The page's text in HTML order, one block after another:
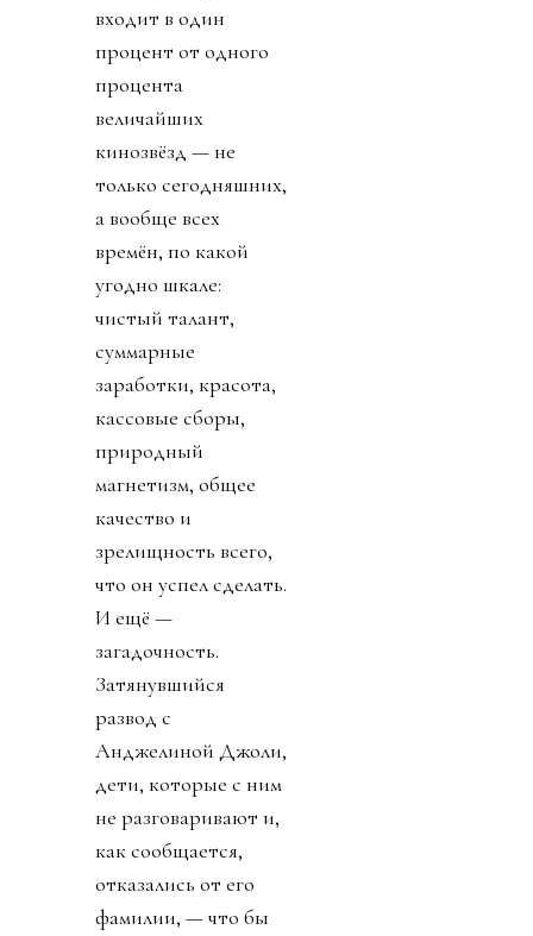
входит в один
процент от одного
процента
величайших
кинозвёзд — не
только сегодняшних,
а вообще всех
времён, по какой
угодно шкале:
чистый талант,
суммарные
заработки, красота,
кассовые сборы,
природный
магнетизм, общее
качество и
зрелищность всего,
что он успел сделать.
И ещё —
загадочность.
Затянувшийся
развод с
Анджелиной Джоли,
дети, которые с ним
не разговаривают и,
как сообщается,
отказались от его
фамилии, — что бы